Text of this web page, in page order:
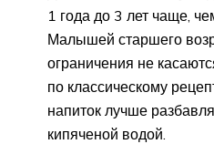
1 года до 3 лет чаще,
Малышей старшего
ограничения не
по классическому
напиток лучше
кипяченой водой.